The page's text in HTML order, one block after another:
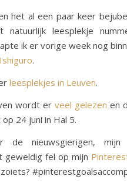
het al een paar keer
natuurlijk leesplekje
ik er vorige week nog
Ishiguro.
leesplekjes in Leuven.
wordt er veel gelezen en
24 juni in Hal 5.
de nieuwsgierigen, mijn
geweldig fel op mijn